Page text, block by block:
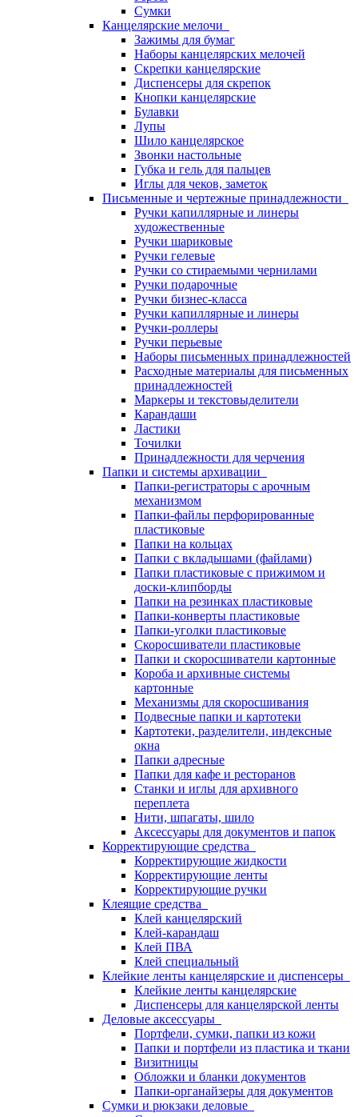
Сумки
Канцелярские мелочи
Зажимы для бумаг
Наборы канцелярских мелочей
Скрепки канцелярские
Диспенсеры для скрепок
Кнопки канцелярские
Булавки
Лупы
Шило канцелярское
Звонки настольные
Губка и гель для пальцев
Иглы для чеков, заметок
Письменные и чертежные принадлежности
Ручки капиллярные и линеры
художественные
Ручки шариковые
Ручки гелевые
Ручки со стираемыми чернилами
Ручки подарочные
Ручки бизнес-класса
Ручки капиллярные и линеры
Ручки-роллеры
Ручки перьевые
Наборы письменных принадлежностей
Расходные материалы для письменных
принадлежностей
Маркеры и текстовыделители
Карандаши
Ластики
Точилки
Принадлежности для черчения
Папки и системы архивации
Папки-регистраторы с арочным
механизмом
Папки-файлы перфорированные
пластиковые
Папки на кольцах
Папки с вкладышами (файлами)
Папки пластиковые с прижимом и
доски-клипборды
Папки на резинках пластиковые
Папки-конверты пластиковые
Папки-уголки пластиковые
Скоросшиватели пластиковые
Папки и скоросшиватели картонные
Короба и архивные системы
картонные
Механизмы для скоросшивания
Подвесные папки и картотеки
Картотеки, разделители, индексные
окна
Папки адресные
Папки для кафе и ресторанов
Станки и иглы для архивного
переплета
Нити, шпагаты, шило
Аксессуары для документов и папок
Корректирующие средства
Корректирующие жидкости
Корректирующие ленты
Корректирующие ручки
Клеящие средства
Клей канцелярский
Клей-карандаш
Клей ПВА
Клей специальный
Клейкие ленты канцелярские и диспенсеры
Клейкие ленты канцелярские
Диспенсеры для канцелярской ленты
Деловые аксессуары
Портфели, сумки, папки из кожи
Папки и портфели из пластика и ткани
Визитницы
Обложки и бланки документов
Папки-органайзеры для документов
Сумки и рюкзаки деловые